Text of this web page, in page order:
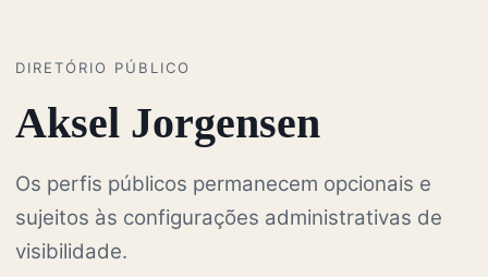
DIRETÓRIO PÚBLICO
Aksel Jorgensen
Os perfis públicos permanecem opcionais e
sujeitos às configurações administrativas de
visibilidade.